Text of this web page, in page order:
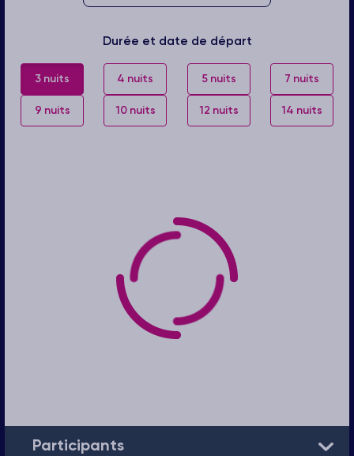
Durée et date de départ
3 nuits 4 nuits 5 nuits 7 nuits
9 nuits 10 nuits 12 nuits 14 nuits
Participants